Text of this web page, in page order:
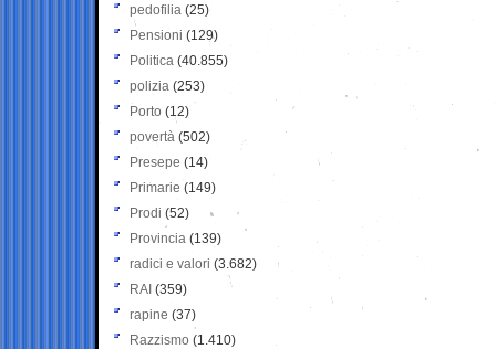
pedofilia (25)
Pensioni (129)
Politica (40.855)
polizia (253)
Porto (12)
povertà (502)
Presepe (14)
Primarie (149)
Prodi (52)
Provincia (139)
radici e valori (3.682)
RAI (359)
rapine (37)
Razzismo (1.410)